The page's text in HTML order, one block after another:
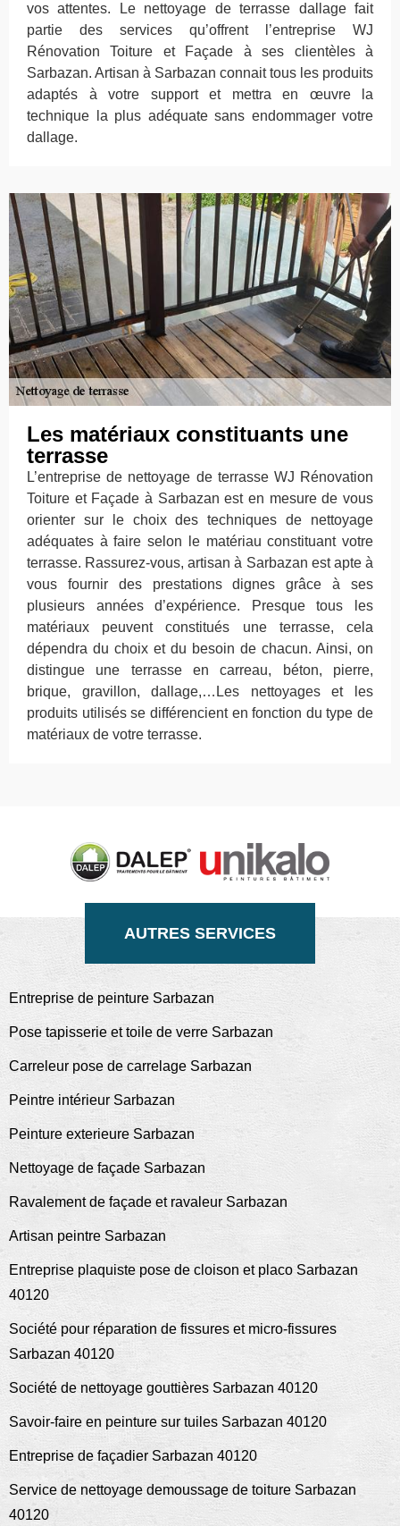
vos attentes. Le nettoyage de terrasse dallage fait
partie des services qu’offrent l’entreprise WJ
Rénovation Toiture et Façade à ses clientèles à
Sarbazan. Artisan à Sarbazan connait tous les produits
adaptés à votre support et mettra en œuvre la
technique la plus adéquate sans endommager votre
dallage.
Les matériaux constituants une
terrasse
L’entreprise de nettoyage de terrasse WJ Rénovation
Toiture et Façade à Sarbazan est en mesure de vous
orienter sur le choix des techniques de nettoyage
adéquates à faire selon le matériau constituant votre
terrasse. Rassurez-vous, artisan à Sarbazan est apte à
vous fournir des prestations dignes grâce à ses
plusieurs années d’expérience. Presque tous les
matériaux peuvent constitués une terrasse, cela
dépendra du choix et du besoin de chacun. Ainsi, on
distingue une terrasse en carreau, béton, pierre,
brique, gravillon, dallage,…Les nettoyages et les
produits utilisés se différencient en fonction du type de
matériaux de votre terrasse.
AUTRES SERVICES
Entreprise de peinture Sarbazan
Pose tapisserie et toile de verre Sarbazan
Carreleur pose de carrelage Sarbazan
Peintre intérieur Sarbazan
Peinture exterieure Sarbazan
Nettoyage de façade Sarbazan
Ravalement de façade et ravaleur Sarbazan
Artisan peintre Sarbazan
Entreprise plaquiste pose de cloison et placo Sarbazan
40120
Société pour réparation de fissures et micro-fissures
Sarbazan 40120
Société de nettoyage gouttières Sarbazan 40120
Savoir-faire en peinture sur tuiles Sarbazan 40120
Entreprise de façadier Sarbazan 40120
Service de nettoyage demoussage de toiture Sarbazan
40120